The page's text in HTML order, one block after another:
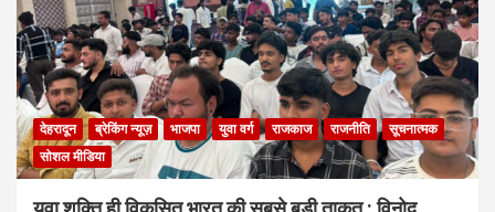
देहरादून ब्रेकिंग न्यूज़ भाजपा युवा वर्ग राजकाज राजनीति
सूचनात्मक
सोशल मीडिया